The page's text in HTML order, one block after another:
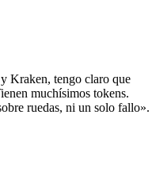
Kraken, tengo claro que
muchísimos tokens.
ruedas, ni un solo fallo».